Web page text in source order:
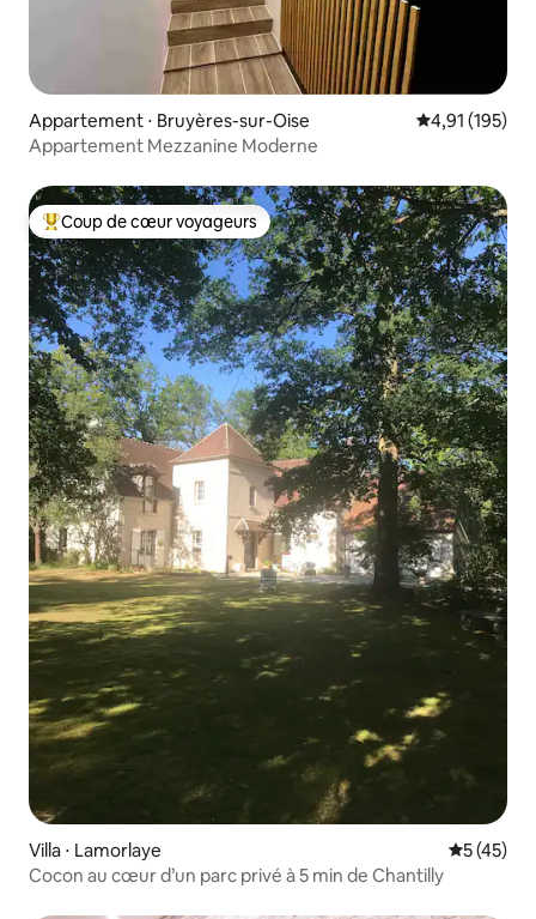
Appartement ⋅ Bruyères-sur-Oise Évaluation
4,91 (195)
Appartement Mezzanine Moderne
Coups de cœur voyageurs les plus appréciés
Coup de cœur voyageurs
Villa ⋅ Lamorlaye
5 (45)
Cocon au cœur d’un parc privé à 5 min de Chantilly